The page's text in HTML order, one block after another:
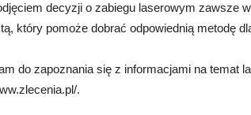
decyzji o zabiegu laserowym zawsze
który pomoże dobrać odpowiednią metodę
do zapoznania się z informacjami na temat
.